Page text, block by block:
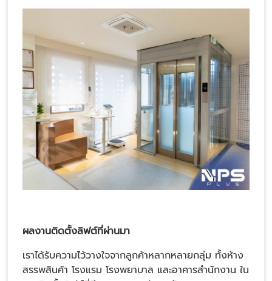
ผลงานติดตั้งลิฟต์ที่ผ่านมา
เราได้รับความไว้วางใจจากลูกค้าหลากหลายกลุ่ม ทั้งห้าง
สรรพสินค้า โรงแรม โรงพยาบาล และอาคารสำนักงาน ใน